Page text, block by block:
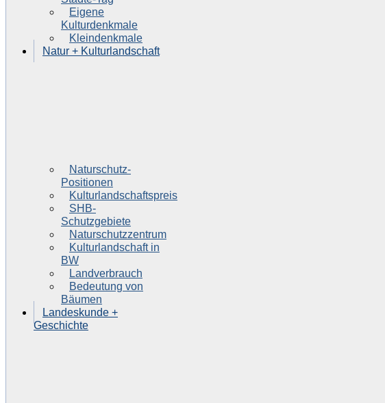
Eigene
Kulturdenkmale
Kleindenkmale
Natur + Kulturlandschaft
Naturschutz-
Positionen
Kulturlandschaftspreis
SHB-
Schutzgebiete
Naturschutzzentrum
Kulturlandschaft in
BW
Landverbrauch
Bedeutung von
Bäumen
Landeskunde +
Geschichte